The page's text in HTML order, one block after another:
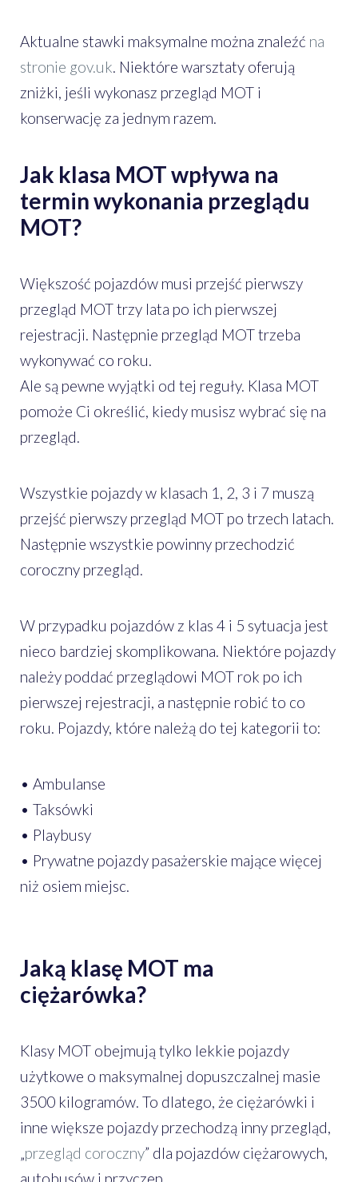
Aktualne stawki maksymalne można znaleźć na
stronie gov.uk. Niektóre warsztaty oferują
zniżki, jeśli wykonasz przegląd MOT i
konserwację za jednym razem.
Jak klasa MOT wpływa na
termin wykonania przeglądu
MOT?
Większość pojazdów musi przejść pierwszy
przegląd MOT trzy lata po ich pierwszej
rejestracji. Następnie przegląd MOT trzeba
wykonywać co roku.
Ale są pewne wyjątki od tej reguły. Klasa MOT
pomoże Ci określić, kiedy musisz wybrać się na
przegląd.
Wszystkie pojazdy w klasach 1, 2, 3 i 7 muszą
przejść pierwszy przegląd MOT po trzech latach.
Następnie wszystkie powinny przechodzić
coroczny przegląd.
W przypadku pojazdów z klas 4 i 5 sytuacja jest
nieco bardziej skomplikowana. Niektóre pojazdy
należy poddać przeglądowi MOT rok po ich
pierwszej rejestracji, a następnie robić to co
roku. Pojazdy, które należą do tej kategorii to:
• Ambulanse
• Taksówki
• Playbusy
• Prywatne pojazdy pasażerskie mające więcej
niż osiem miejsc.
Jaką klasę MOT ma
ciężarówka?
Klasy MOT obejmują tylko lekkie pojazdy
użytkowe o maksymalnej dopuszczalnej masie
3500 kilogramów. To dlatego, że ciężarówki i
inne większe pojazdy przechodzą inny przegląd,
„przegląd coroczny” dla pojazdów ciężarowych,